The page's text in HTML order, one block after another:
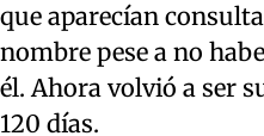
que aparecían
nombre pese a no
él. Ahora volvió a ser
120 días.